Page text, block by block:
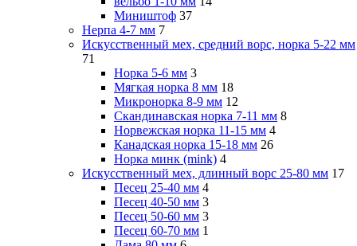
Миништоф 37
Нерпа 4-7 мм 7
Искусственный мех, средний ворс, норка 5-22 мм
71
Норка 5-6 мм 3
Мягкая норка 8 мм 18
Микронорка 8-9 мм 12
Скандинавская норка 7-11 мм 8
Норвежская норка 11-15 мм 4
Канадская норка 15-18 мм 26
Норка минк (mink) 4
Искусственный мех, длинный ворс 25-80 мм 17
Песец 25-40 мм 4
Песец 40-50 мм 3
Песец 50-60 мм 3
Песец 60-70 мм 1